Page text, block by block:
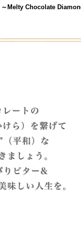
～Melty Chocolate